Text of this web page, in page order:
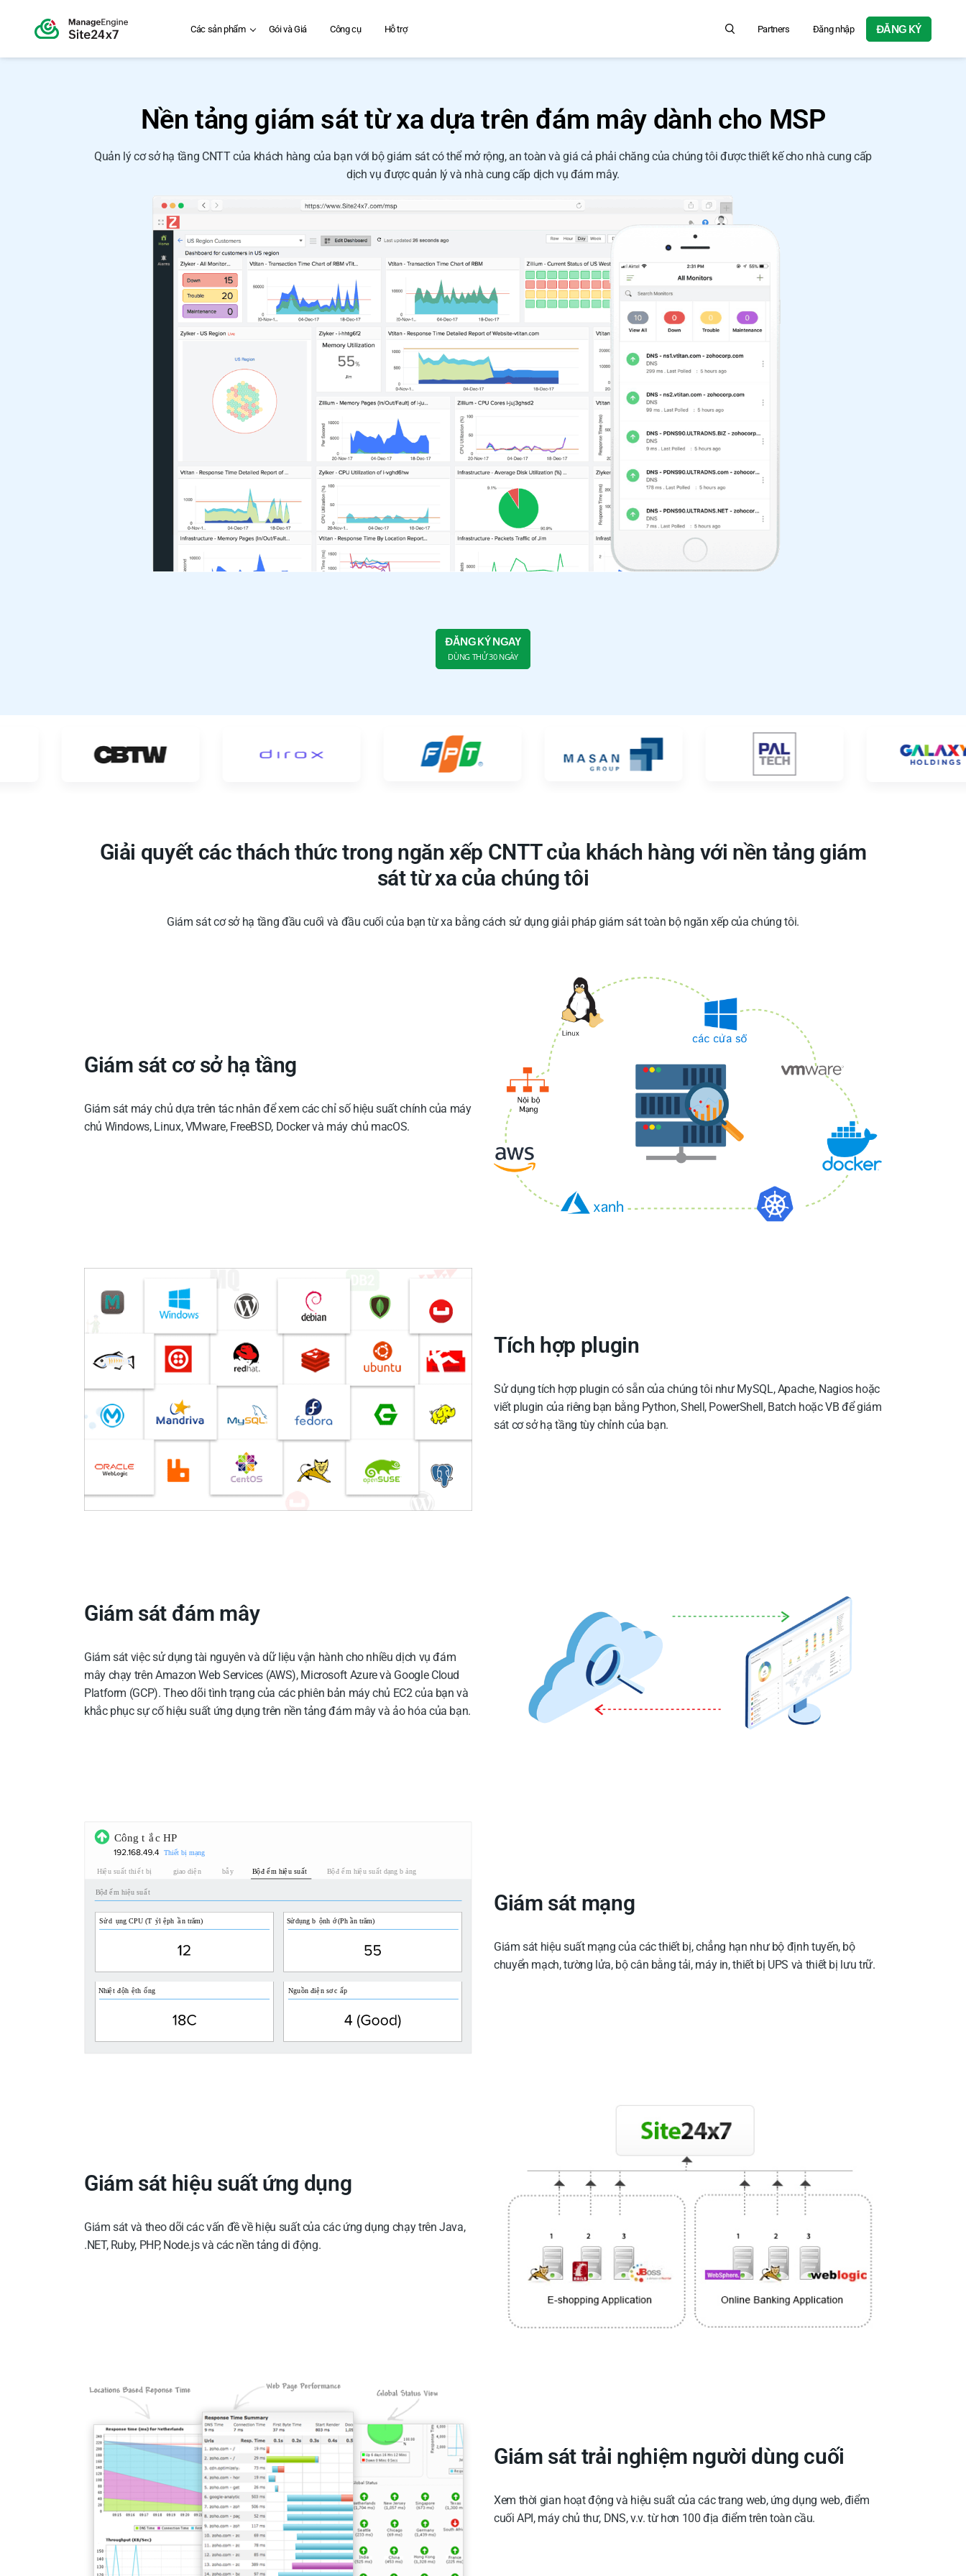
Các sản phẩm Gói và Giá Công cụ Hỗ trợ Search for product information, help articles, and more...
Partners Đăng nhập ĐĂNG KÝ
Nền tảng giám sát từ xa dựa trên đám mây dành cho MSP
Quản lý cơ sở hạ tầng CNTT của khách hàng của bạn với bộ giám sát có thể mở rộng, an toàn và giá cả phải chăng của chúng tôi được thiết kế cho nhà cung cấp
dịch vụ được quản lý và nhà cung cấp dịch vụ đám mây.
ĐĂNG KÝ NGAY
DÙNG THỬ 30 NGÀY
Giải quyết các thách thức trong ngăn xếp CNTT của khách hàng với nền tảng giám
sát từ xa của chúng tôi
Giám sát cơ sở hạ tầng đầu cuối và đầu cuối của bạn từ xa bằng cách sử dụng giải pháp giám sát toàn bộ ngăn xếp của chúng tôi.
Giám sát cơ sở hạ tầng
Giám sát máy chủ dựa trên tác nhân để xem các chỉ số hiệu suất chính của máy
chủ Windows, Linux, VMware, FreeBSD, Docker và máy chủ macOS.
Tích hợp plugin
Sử dụng tích hợp plugin có sẵn của chúng tôi như MySQL, Apache, Nagios hoặc
viết plugin của riêng bạn bằng Python, Shell, PowerShell, Batch hoặc VB để giám
sát cơ sở hạ tầng tùy chỉnh của bạn.
Giám sát đám mây
Giám sát việc sử dụng tài nguyên và dữ liệu vận hành cho nhiều dịch vụ đám
mây chạy trên Amazon Web Services (AWS), Microsoft Azure và Google Cloud
Platform (GCP). Theo dõi tình trạng của các phiên bản máy chủ EC2 của bạn và
khắc phục sự cố hiệu suất ứng dụng trên nền tảng đám mây và ảo hóa của bạn.
Giám sát mạng
Giám sát hiệu suất mạng của các thiết bị, chẳng hạn như bộ định tuyến, bộ
chuyển mạch, tường lửa, bộ cân bằng tải, máy in, thiết bị UPS và thiết bị lưu trữ.
Giám sát hiệu suất ứng dụng
Giám sát và theo dõi các vấn đề về hiệu suất của các ứng dụng chạy trên Java,
.NET, Ruby, PHP, Node.js và các nền tảng di động.
Giám sát trải nghiệm người dùng cuối
Xem thời gian hoạt động và hiệu suất của các trang web, ứng dụng web, điểm
cuối API, máy chủ thư, DNS, v.v. từ hơn 100 địa điểm trên toàn cầu.